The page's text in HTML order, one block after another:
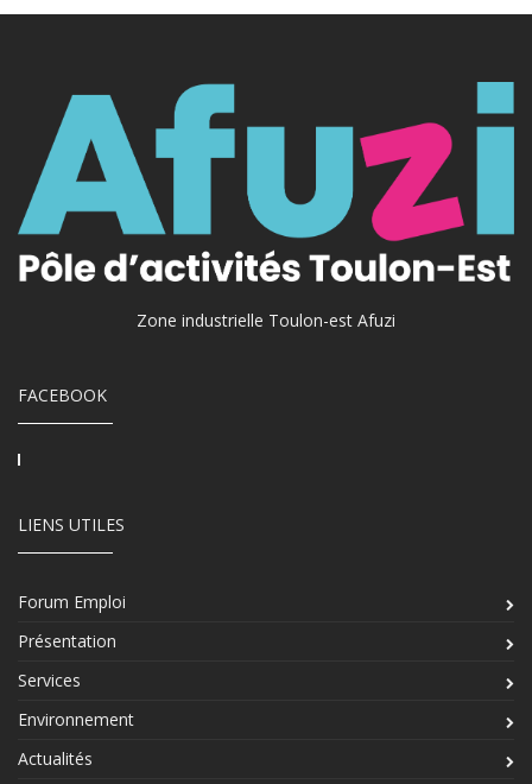
Zone industrielle Toulon-est Afuzi
FACEBOOK
LIENS UTILES
Forum Emploi
Présentation
Services
Environnement
Actualités